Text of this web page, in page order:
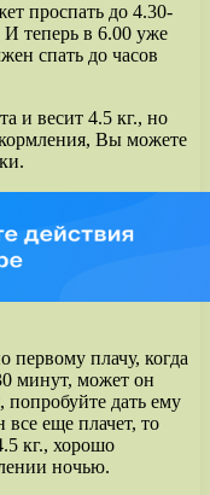
проспать до 4.30-
теперь в 6.00 уже
спать до часов
и весит 4.5 кг., но
Вы можете
первому плачу, когда
минут, может он
попробуйте дать ему
все еще плачет, то
кг., хорошо
ночью.